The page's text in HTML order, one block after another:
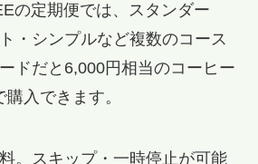
の定期便では、スタンダー
・シンプルなど複数のコース
ドだと6,000円相当のコーヒー
入できます。
。スキップ・一時停止が可能